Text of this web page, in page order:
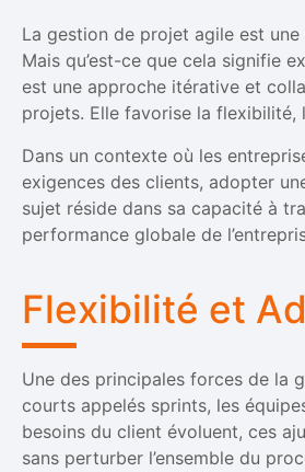
La gestion de projet agile est
Mais qu’est-ce que cela signifie
est une approche itérative et
projets. Elle favorise la
Dans un contexte où les
exigences des clients, adopter
sujet réside dans sa capacité à
performance globale de
Flexibilité et
Une des principales forces de la
courts appelés sprints, les
besoins du client évoluent, ces
sans perturber l’ensemble du